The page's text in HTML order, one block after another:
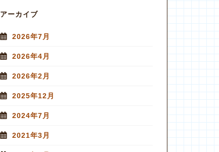
アーカイブ
2026年7月
2026年4月
2026年2月
2025年12月
2024年7月
2021年3月